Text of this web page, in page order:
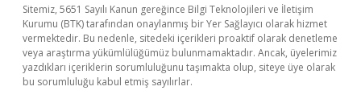
Sitemiz, 5651 Sayılı Kanun gereğince Bilgi Teknolojileri ve İletişim
Kurumu (BTK) tarafından onaylanmış bir Yer Sağlayıcı olarak hizmet
vermektedir. Bu nedenle, sitedeki içerikleri proaktif olarak denetleme
veya araştırma yükümlülüğümüz bulunmamaktadır. Ancak, üyelerimiz
yazdıkları içeriklerin sorumluluğunu taşımakta olup, siteye üye olarak
bu sorumluluğu kabul etmiş sayılırlar.